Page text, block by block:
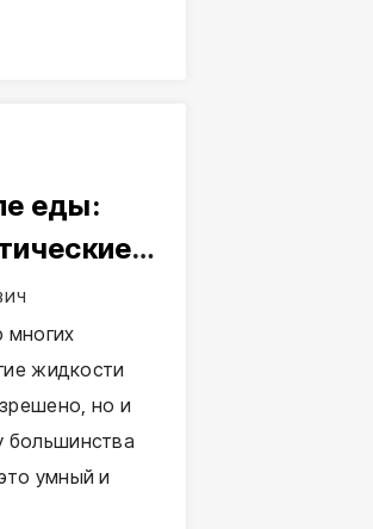
еды:
многих
жидкости
но и
большинства
умный и